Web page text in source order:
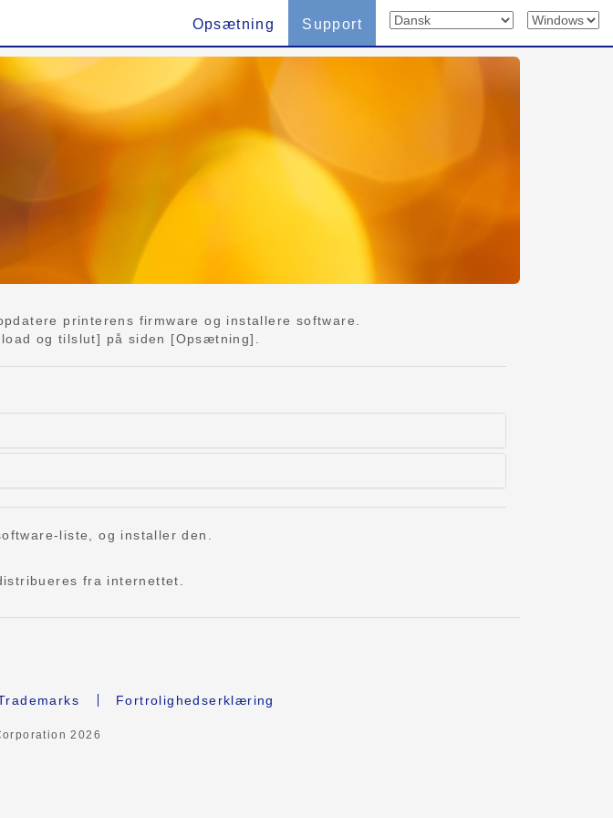
Opsætning Support
printerens firmware og installere software.
og tilslut] på siden [Opsætning].
liste, og installer den.
fra internettet.
Fortrolighedserklæring
2026